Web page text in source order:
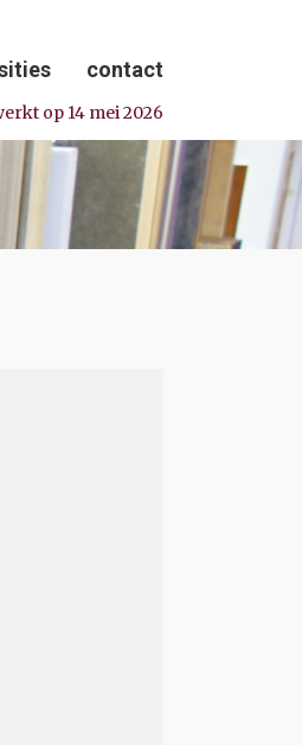
op 14 mei 2026
contact